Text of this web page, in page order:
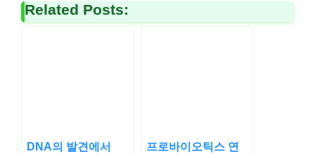
Related Posts:
DNA의 발견에서
프로바이오틱스 연